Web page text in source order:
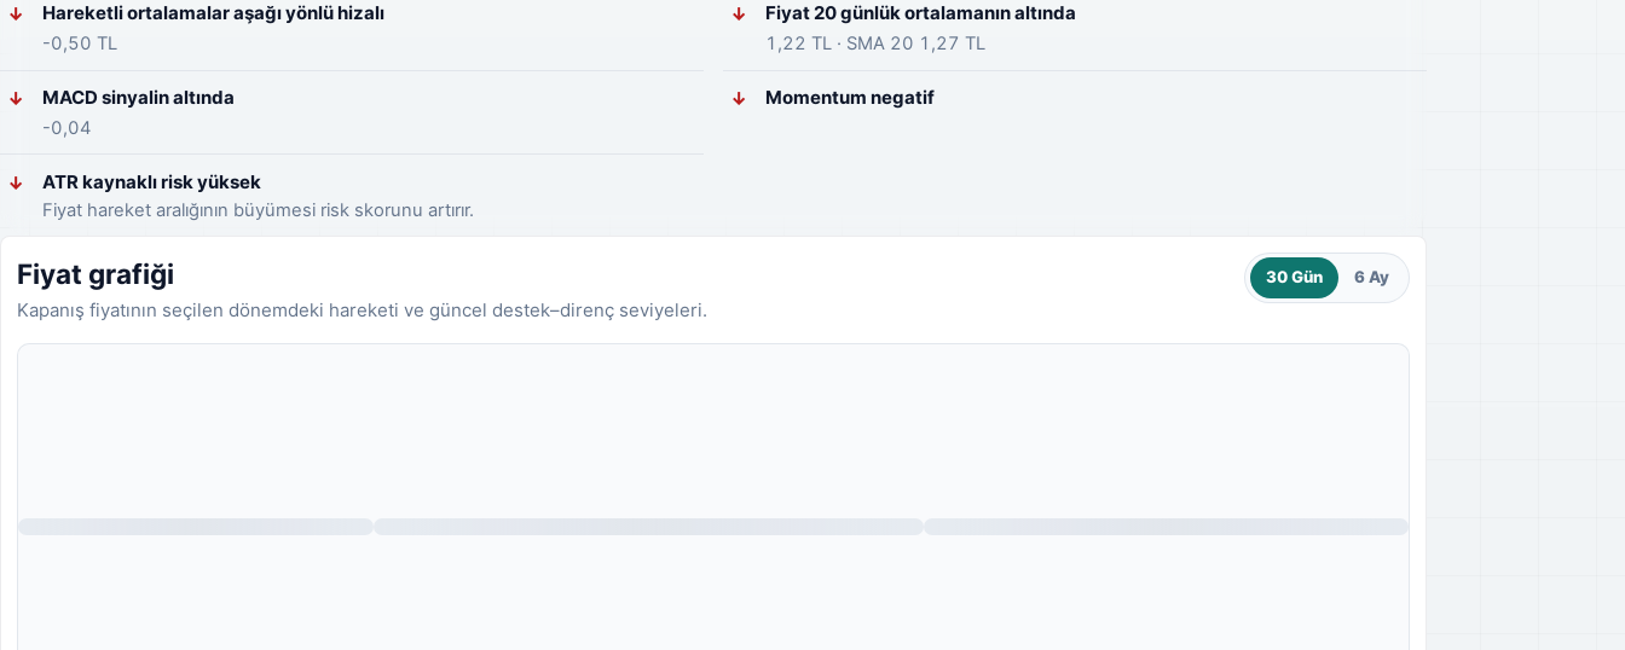
↓ Hareketli ortalamalar aşağı yönlü hizalı
-0,50 TL
↓ Fiyat 20 günlük ortalamanın altında
1,22 TL · SMA 20 1,27 TL
↓ MACD sinyalin altında
-0,04
↓ Momentum negatif
↓ ATR kaynaklı risk yüksek
Fiyat hareket aralığının büyümesi risk skorunu artırır.
Fiyat grafiği
Kapanış fiyatının seçilen dönemdeki hareketi ve güncel destek–direnç seviyeleri.
30 Gün 6 Ay